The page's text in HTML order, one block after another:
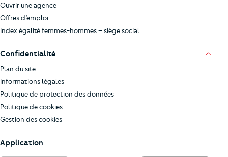
Ouvrir une agence
Offres d’emploi
Index égalité femmes-hommes – siège social
Confidentialité
Plan du site
Informations légales
Politique de protection des données
Politique de cookies
Gestion des cookies
Application